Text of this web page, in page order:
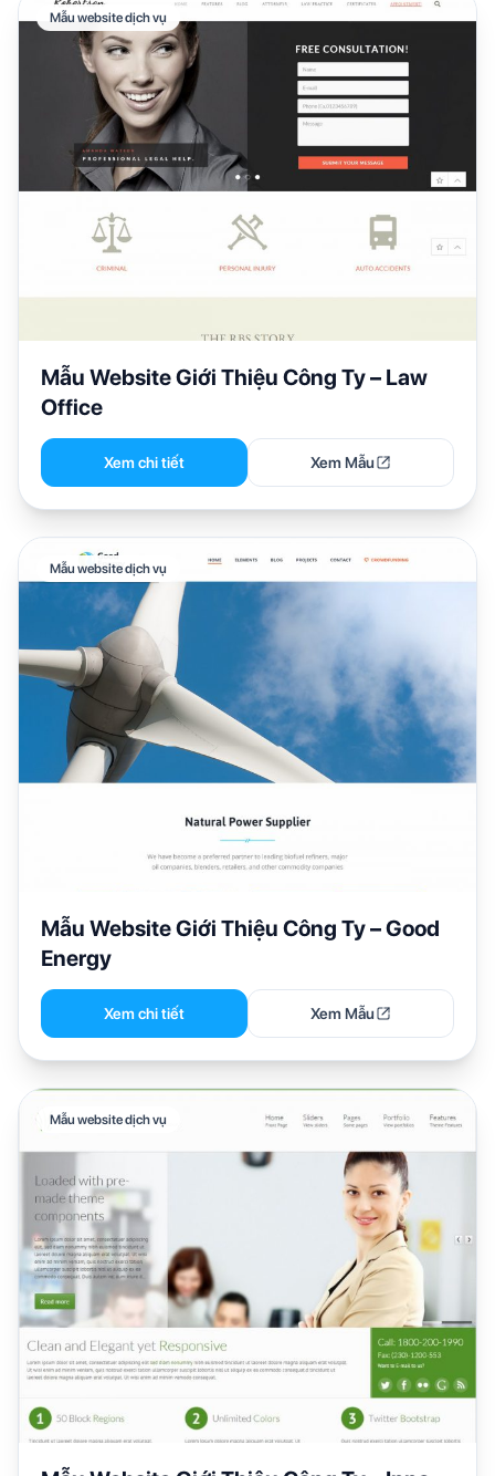
Mẫu website dịch vụ
Mẫu Website Giới Thiệu Công Ty – Law
Office
Xem chi tiết Xem Mẫu
Mẫu website dịch vụ
Mẫu Website Giới Thiệu Công Ty – Good
Energy
Xem chi tiết Xem Mẫu
Mẫu website dịch vụ